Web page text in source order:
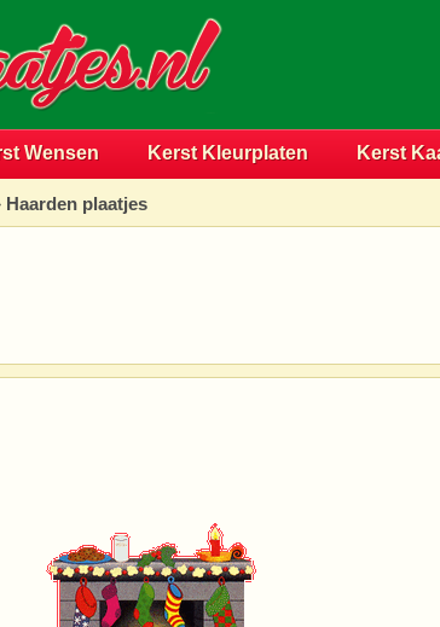
Wensen Kerst Kleurplaten Kerst
Haarden plaatjes